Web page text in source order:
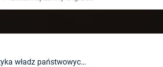
Leszek Ćwikła, Polityka władz państwowych wobec Kościoła prawosławnego i ludności prawosławnej w Królestwie Polskim, Wielkim Księstwie Litewskim oraz Rzeczypospolitej Obojga Narodów w latach 1344-1795 (The Policy of the State Authorities...). Lublin, 2006 : [recenzja].